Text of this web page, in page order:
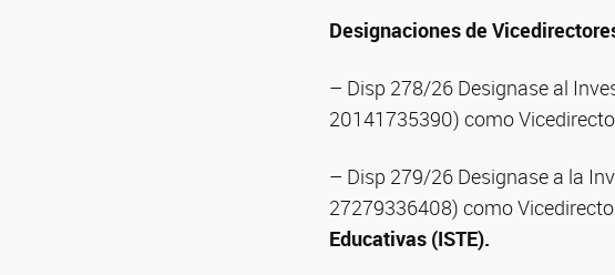
Designaciones de
– Disp 278/26 Designase al
20141735390) como
– Disp 279/26 Designase a la
27279336408) como
Educativas (ISTE).